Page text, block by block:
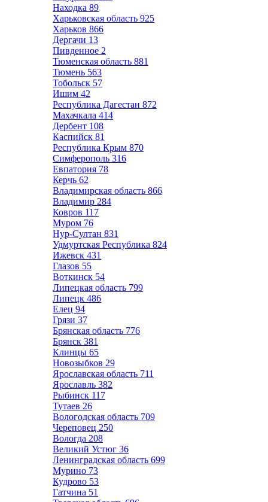
Находка 89
Харьковская область 925
Харьков 866
Дергачи 13
Пивденное 2
Тюменская область 881
Тюмень 563
Тобольск 57
Ишим 42
Республика Дагестан 872
Махачкала 414
Дербент 108
Каспийск 81
Республика Крым 870
Симферополь 316
Евпатория 78
Керчь 62
Владимирская область 866
Владимир 284
Ковров 117
Муром 76
Нур-Султан 831
Удмуртская Республика 824
Ижевск 431
Глазов 55
Воткинск 54
Липецкая область 799
Липецк 486
Елец 94
Грязи 37
Брянская область 776
Брянск 381
Клинцы 65
Новозыбков 29
Ярославская область 711
Ярославль 382
Рыбинск 117
Тутаев 26
Вологодская область 709
Череповец 250
Вологда 208
Великий Устюг 36
Ленинградская область 699
Мурино 73
Кудрово 53
Гатчина 51